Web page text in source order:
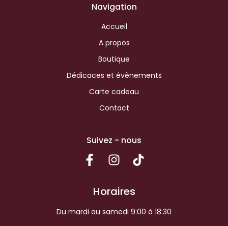
Navigation
Accueil
A propos
Boutique
Dédicaces et évènements
Carte cadeau
Contact
Suivez - nous
Horaires
Du mardi au samedi 9:00 à 18:30